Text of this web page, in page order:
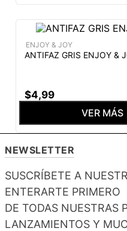
ENJOY & JOY
ANTIFAZ GRIS ENJOY &
$4,99
VER MÁS
NEWSLETTER
SUSCRÍBETE A
ENTERARTE PRIMERO
DE TODAS NUESTRAS
LANZAMIENTOS Y